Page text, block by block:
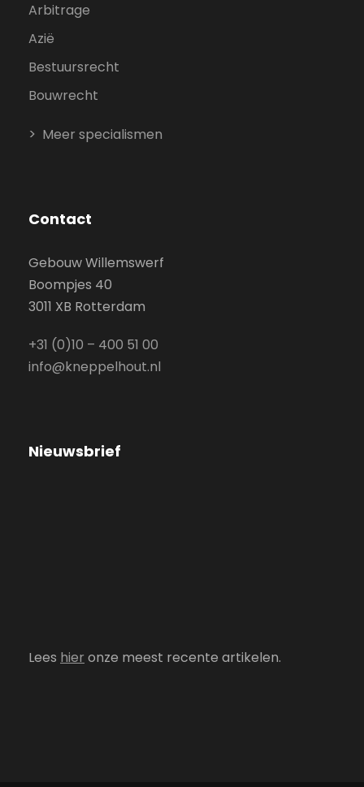
Arbitrage
Azië
Bestuursrecht
Bouwrecht
Meer specialismen
Contact
Gebouw Willemswerf
Boompjes 40
3011 XB Rotterdam
+31 (0)10 – 400 51 00
info@kneppelhout.nl
Nieuwsbrief
Lees hier onze meest recente artikelen.